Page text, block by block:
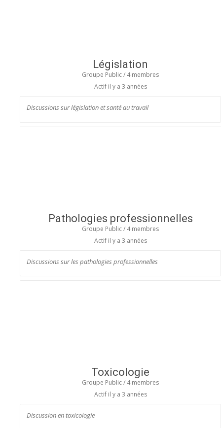
Législation
Groupe Public / 4 membres
Actif il y a 3 années
Discussions sur législation et santé au travail
Pathologies professionnelles
Groupe Public / 4 membres
Actif il y a 3 années
Discussions sur les pathologies professionnelles
Toxicologie
Groupe Public / 4 membres
Actif il y a 3 années
Discussion en toxicologie